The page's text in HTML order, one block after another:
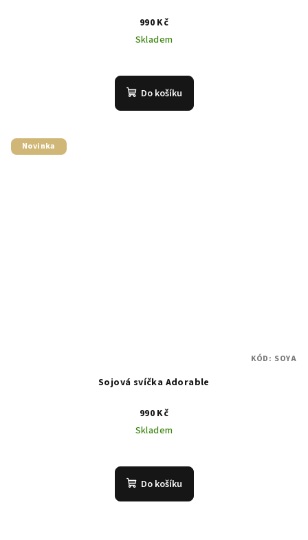
990 Kč
Skladem
Do košíku
Novinka
Sojová svíčka Adorable
990 Kč
Skladem
Do košíku
KÓD: SOYA